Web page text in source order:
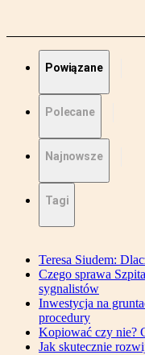
Powiązane
Polecane
Najnowsze
Tagi
Teresa Siudem:
Czego sprawa
sygnalistów
Inwestycja na
procedury
Kopiować czy nie?
Jak skutecznie